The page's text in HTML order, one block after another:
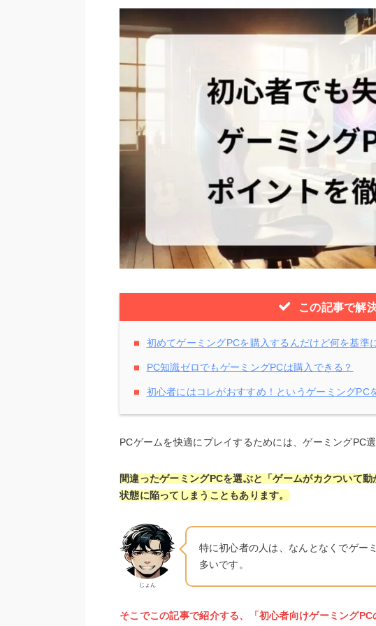
この記事で解
初めてゲーミングPCを購入するんだけど何を基準
PC知識ゼロでもゲーミングPCは購入できる？
初心者にはコレがおすすめ！というゲーミングPC
PCゲームを快適にプレイするためには、ゲーミングPC
間違ったゲーミングPCを選ぶと「ゲームがカクついて
状態に陥ってしまうこともあります。
じょん
特に初心者の人は、なんとなくでゲー
多いです。
そこでこの記事で紹介する、「初心者向けゲーミング